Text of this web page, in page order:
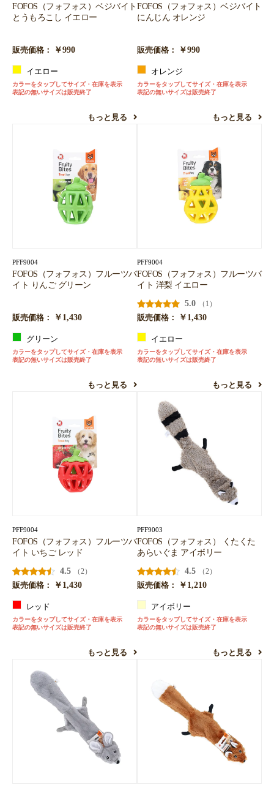
FOFOS（フォフォス）ベジバイト
とうもろこし イエロー
販売価格： ￥990
イエロー
カラーをタップしてサイズ・在庫を表示
表記の無いサイズは販売終了
もっと見る
FOFOS（フォフォス）ベジバイト
にんじん オレンジ
販売価格： ￥990
オレンジ
カラーをタップしてサイズ・在庫を表示
表記の無いサイズは販売終了
もっと見る
PFF9004
FOFOS（フォフォス）フルーツバ
イト りんご グリーン
販売価格： ￥1,430
グリーン
カラーをタップしてサイズ・在庫を表示
表記の無いサイズは販売終了
もっと見る
PFF9004
FOFOS（フォフォス）フルーツバ
イト 洋梨 イエロー
5.0
（1）
販売価格：
￥1,430
イエロー
カラーをタップしてサイズ・在庫を表示
表記の無いサイズは販売終了
もっと見る
PFF9004
FOFOS（フォフォス）フルーツバ
イト いちご レッド
4.5
（2）
販売価格：
￥1,430
レッド
カラーをタップしてサイズ・在庫を表示
表記の無いサイズは販売終了
もっと見る
PFF9003
FOFOS（フォフォス） くたくた
あらいぐま アイボリー
4.5
（2）
販売価格：
￥1,210
アイボリー
カラーをタップしてサイズ・在庫を表示
表記の無いサイズは販売終了
もっと見る